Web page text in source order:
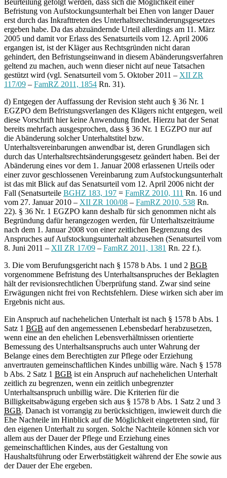
Beurteilung gefolgt werden, dass sich die Möglichkeit einer
Befristung von Aufstockungsunterhalt bei Ehen von langer Dauer
erst durch das Inkrafttreten des Unterhaltsrechtsänderungsgesetzes
ergeben habe. Da das abzuändernde Urteil allerdings am 11. März
2005 und damit vor Erlass des Senatsurteils vom 12. April 2006
ergangen ist, ist der Kläger aus Rechtsgründen nicht daran
gehindert, den Befristungseinwand in diesem Abänderungsverfahren
geltend zu machen, auch wenn dieser nicht auf neue Tatsachen
gestützt wird (vgl. Senatsurteil vom 5. Oktober 2011 – XII ZR
117/09 – FamRZ 2011, 1854 Rn. 31).
d) Entgegen der Auffassung der Revision steht auch § 36 Nr. 1
EGZPO dem Befristungsverlangen des Klägers nicht entgegen, weil
diese Vorschrift hier keine Anwendung findet. Hierzu hat der Senat
bereits mehrfach ausgesprochen, dass § 36 Nr. 1 EGZPO nur auf
die Abänderung solcher Unterhaltstitel bzw.
Unterhaltsvereinbarungen anwendbar ist, deren Grundlagen sich
durch das Unterhaltsrechtsänderungsgesetz geändert haben. Bei der
Abänderung eines vor dem 1. Januar 2008 erlassenen Urteils oder
einer zuvor geschlossenen Vereinbarung zum Aufstockungsunterhalt
ist das mit Blick auf das Senatsurteil vom 12. April 2006 nicht der
Fall (Senatsurteile BGHZ 183, 197 = FamRZ 2010, 111 Rn. 16 und
vom 27. Januar 2010 – XII ZR 100/08 – FamRZ 2010, 538 Rn.
22). § 36 Nr. 1 EGZPO kann deshalb für sich genommen nicht als
Begründung dafür herangezogen werden, für Unterhaltszeiträume
nach dem 1. Januar 2008 von einer zeitlichen Begrenzung des
Anspruches auf Aufstockungsunterhalt abzusehen (Senatsurteil vom
8. Juni 2011 – XII ZR 17/09 – FamRZ 2011, 1381 Rn. 22 f.).
3. Die vom Berufungsgericht nach § 1578 b Abs. 1 und 2 BGB
vorgenommene Befristung des Unterhaltsanspruches der Beklagten
hält der revisionsrechtlichen Überprüfung stand. Zwar sind seine
Erwägungen nicht frei von Rechtsfehlern. Diese wirken sich aber im
Ergebnis nicht aus.
Ein Anspruch auf nachehelichen Unterhalt ist nach § 1578 b Abs. 1
Satz 1 BGB auf den angemessenen Lebensbedarf herabzusetzen,
wenn eine an den ehelichen Lebensverhältnissen orientierte
Bemessung des Unterhaltsanspruchs auch unter Wahrung der
Belange eines dem Berechtigten zur Pflege oder Erziehung
anvertrauten gemeinschaftlichen Kindes unbillig wäre. Nach § 1578
b Abs. 2 Satz 1 BGB ist ein Anspruch auf nachehelichen Unterhalt
zeitlich zu begrenzen, wenn ein zeitlich unbegrenzter
Unterhaltsanspruch unbillig wäre. Die Kriterien für die
Billigkeitsabwägung ergeben sich aus § 1578 b Abs. 1 Satz 2 und 3
BGB. Danach ist vorrangig zu berücksichtigen, inwieweit durch die
Ehe Nachteile im Hinblick auf die Möglichkeit eingetreten sind, für
den eigenen Unterhalt zu sorgen. Solche Nachteile können sich vor
allem aus der Dauer der Pflege und Erziehung eines
gemeinschaftlichen Kindes, aus der Gestaltung von
Haushaltsführung oder Erwerbstätigkeit während der Ehe sowie aus
der Dauer der Ehe ergeben.